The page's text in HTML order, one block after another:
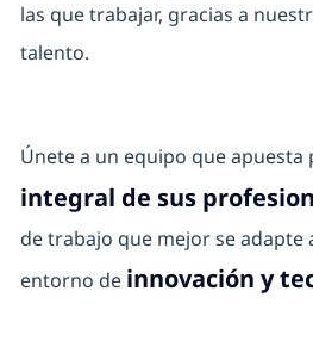
las que trabajar, gracias a
talento.
Únete a un equipo que apuesta
integral de sus
de trabajo que mejor se adapte
entorno de innovación y